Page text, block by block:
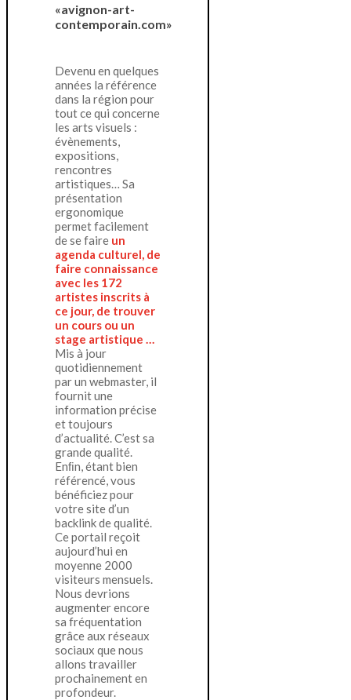
«avignon-art-
contemporain.com»
Devenu en quelques
années la référence
dans la région pour
tout ce qui concerne
les arts visuels :
évènements,
expositions,
rencontres
artistiques… Sa
présentation
ergonomique
permet facilement
de se faire un
agenda culturel, de
faire connaissance
avec les 172
artistes inscrits à
ce jour, de trouver
un cours ou un
stage artistique …
Mis à jour
quotidiennement
par un webmaster, il
fournit une
information précise
et toujours
d’actualité. C’est sa
grande qualité.
Enﬁn, étant bien
référencé, vous
bénéficiez pour
votre site d’un
backlink de qualité.
Ce portail reçoit
aujourd’hui en
moyenne 2000
visiteurs mensuels.
Nous devrions
augmenter encore
sa fréquentation
grâce aux réseaux
sociaux que nous
allons travailler
prochainement en
profondeur.